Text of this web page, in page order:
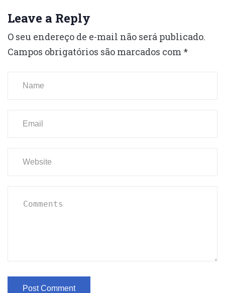
Leave a Reply
O seu endereço de e-mail não será publicado.
Campos obrigatórios são marcados com *